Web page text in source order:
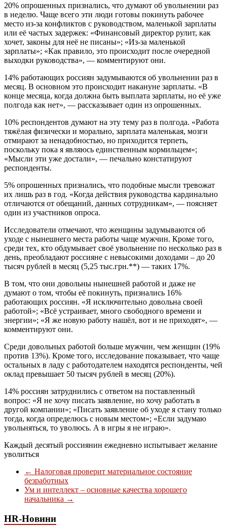
20% опрошенных признались, что думают об увольнении раз
в неделю. Чаще всего эти люди готовы покинуть рабочее
место из-за конфликтов с руководством, маленькой зарплаты
или её частых задержек: «Финансовый директор рулит, как
хочет, законы для неё не писаны»; «Из-за маленькой
зарплаты»; «Как правило, это происходит после очередной
выходки руководства», — комментируют они.
14% работающих россиян задумываются об увольнении раз в
месяц. В основном это происходит накануне зарплаты. «В
конце месяца, когда должна быть выплата зарплаты, но её уже
полгода как нет», — рассказывает один из опрошенных.
10% респондентов думают на эту тему раз в полгода. «Работа
тяжёлая физически и морально, зарплата маленькая, мозги
отмирают за ненадобностью, но приходится терпеть,
поскольку пока я являюсь единственным кормильцем»;
«Мысли эти уже достали», — печально констатируют
респонденты.
5% опрошенных признались, что подобные мысли тревожат
их лишь раз в год. «Когда действия руководства кардинально
отличаются от обещаний, данных сотрудникам», — поясняет
один из участников опроса.
Исследователи отмечают, что женщины задумываются об
уходе с нынешнего места работы чаще мужчин. Кроме того,
среди тех, кто обдумывает своё увольнение по несколько раз в
день, преобладают россияне с невысокими доходами – до 20
тысяч рублей в месяц (5,25 тыс.грн.**) — таких 17%.
В том, что они довольны нынешней работой и даже не
думают о том, чтобы её покинуть, признались 16%
работающих россиян. «Я исключительно довольна своей
работой»; «Всё устраивает, много свободного времени и
энергии»; «Я же новую работу нашёл, вот и не приходят», —
комментируют они.
Среди довольных работой больше мужчин, чем женщин (19%
против 13%). Кроме того, исследование показывает, что чаще
остальных в ладу с работодателем находятся респонденты, чей
оклад превышает 50 тысяч рублей в месяц (20%).
14% россиян затруднились с ответом на поставленный
вопрос: «Я не хочу писать заявление, но хочу работать в
другой компании»; «Писать заявление об уходе я стану только
тогда, когда определюсь с новым местом»; «Если задумаю
увольняться, то уволюсь. А в игры я не играю».
Каждый десятый россиянин ежедневно испытывает желание
уволиться
← Налоговая проверит материальное состояние
безработных
Ум и интеллект – основные качества хорошего
начальника →
HR-Новини